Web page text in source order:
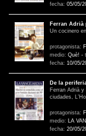
fecha: 05/05/
Ferran Adrià
Un cocinero
protagonista:
medio: Què! -
fecha: 10/05/
De la
Ferran Adrià
ciudades,
protagonista:
medio:
LA
fecha: 20/05/